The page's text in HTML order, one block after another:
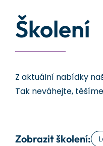
Školení
Z aktuální nabídky
Tak neváhejte,
Zobrazit školení: